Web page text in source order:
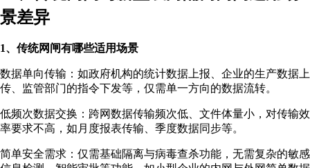
景差异
1、传统网闸有哪些适用场景
数据单向传输：如政府机构的统计数据上报、企业的生产数据上
传、监管部门的指令下发等，仅需单一方向的数据流转。
低频次数据交换：跨网数据传输频次低、文件体量小，对传输效
率要求不高，如月度报表传输、季度数据同步等。
简单安全需求：仅需基础隔离与病毒查杀功能，无需复杂的敏感